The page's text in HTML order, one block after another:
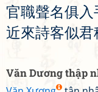
官職聲名俱入
近來詩客似君
Văn Dương thập